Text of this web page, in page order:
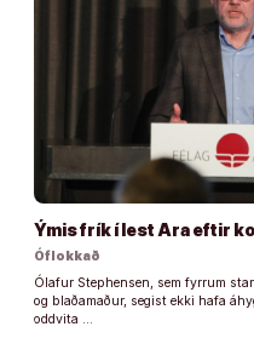
Ýmis frík í lest Ara eftir
Óflokkað
Ólafur Stephensen, sem fyrrum
og blaðamaður, segist ekki hafa
oddvita …